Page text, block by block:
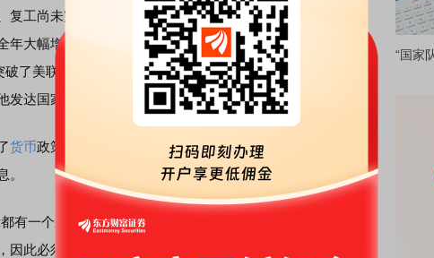
工尚未完全恢复，导致供给出现问题。在这种情况下，得
大幅增长21.4%；另一方面，由于美国国内商品的短缺引起
了美联储长期控制的红线2%，到6月甚至达到了9.1%，这种
发达国家。
货币政策，不断加息，虽然有一定的效果显现，但目前通胀
。
一个主要的问题或者说主要矛盾，当经济的主要矛盾产生
此必须要推出相应的政策。而经济的主要矛盾出现了转
“国家